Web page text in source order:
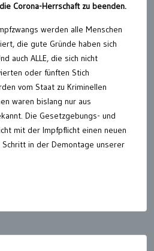
Corona-Herrschaft zu beenden.
werden alle Menschen
die gute Gründe haben sich
auch ALLE, die sich nicht
oder fünften Stich
vom Staat zu Kriminellen
waren bislang nur aus
Die Gesetzgebungs- und
mit der Impfpflicht einen neuen
in der Demontage unserer